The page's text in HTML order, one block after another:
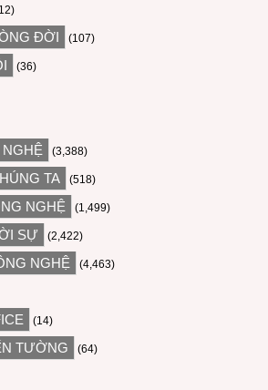
ĐỜI (107)
(36)
(3,388)
TA (518)
NGHỆ (1,499)
SỰ (2,422)
NGHỆ (4,463)
(14)
TƯỜNG (64)